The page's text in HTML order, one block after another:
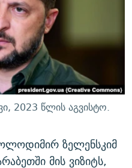
19
ᲐᲛᲑᲐᲕᲘ
2023 წლის აგვისტო.
ზელენსკიმ
მის ვიზიტს,